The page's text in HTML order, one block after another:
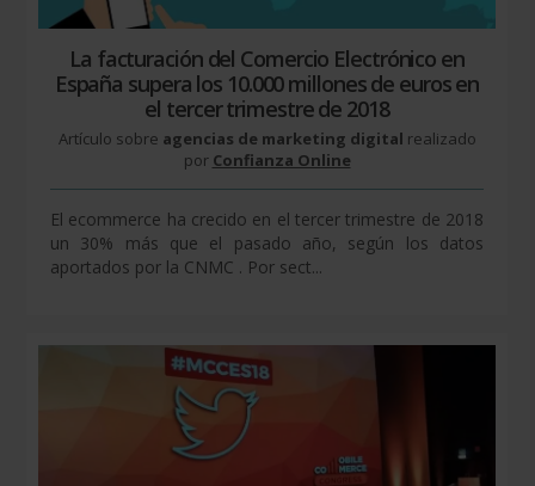
La facturación del Comercio Electrónico en
España supera los 10.000 millones de euros en
el tercer trimestre de 2018
Artículo sobre agencias de marketing digital realizado
por Confianza Online
El ecommerce ha crecido en el tercer trimestre de 2018
un 30% más que el pasado año, según los datos
aportados por la CNMC . Por sect...